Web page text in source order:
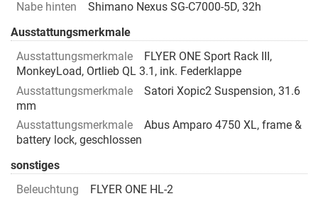
Nabe hinten
Shimano Nexus SG-C7000-5D, 32h
Ausstattungsmerkmale
Ausstattungsmerkmale
FLYER ONE Sport Rack III,
MonkeyLoad, Ortlieb QL 3.1, ink. Federklappe
Ausstattungsmerkmale
Satori Xopic2 Suspension, 31.6
mm
Ausstattungsmerkmale
Abus Amparo 4750 XL, frame &
battery lock, geschlossen
sonstiges
Beleuchtung
FLYER ONE HL-2